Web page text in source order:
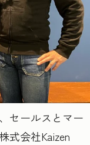
セールスとマー
式会社Kaizen